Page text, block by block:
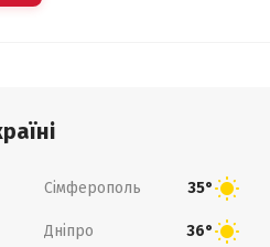
Сімферополь 35°
Дніпро 36°